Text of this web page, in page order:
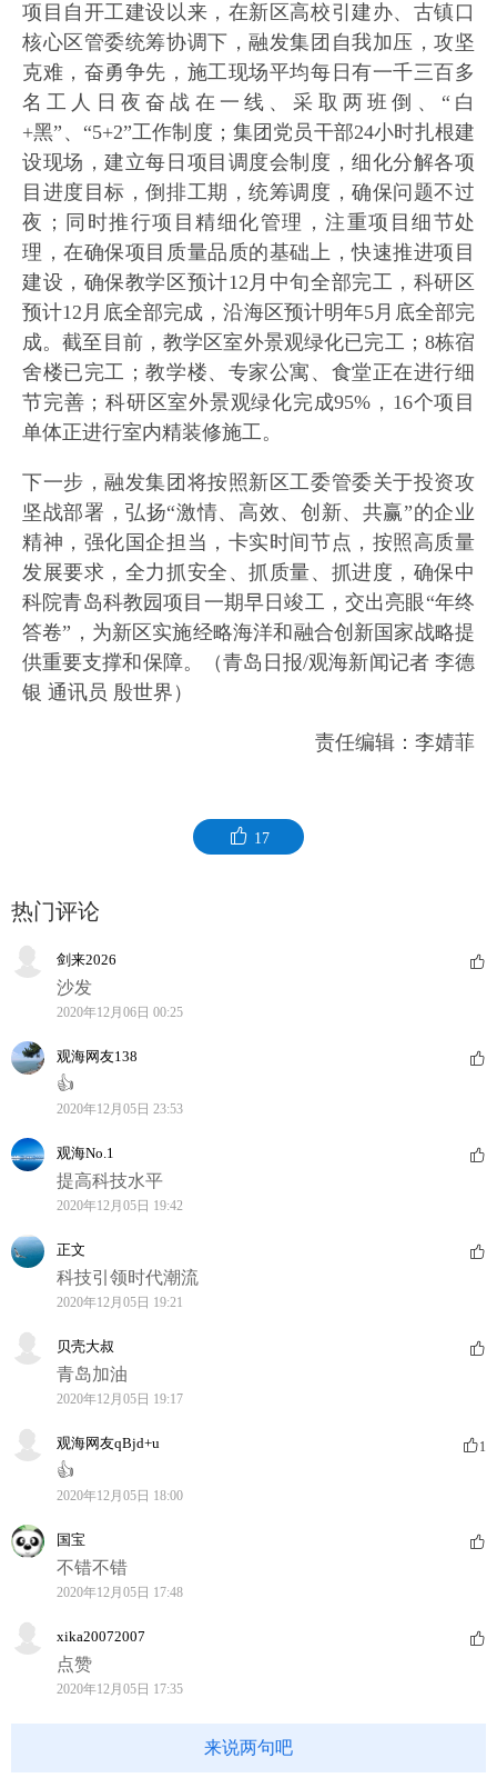
项目自开工建设以来，在新区高校引建办、古镇口
核心区管委统筹协调下，融发集团自我加压，攻坚
克难，奋勇争先，施工现场平均每日有一千三百多
名工人日夜奋战在一线、采取两班倒、“白
+黑”、“5+2”工作制度；集团党员干部24小时扎根建
设现场，建立每日项目调度会制度，细化分解各项
目进度目标，倒排工期，统筹调度，确保问题不过
夜；同时推行项目精细化管理，注重项目细节处
理，在确保项目质量品质的基础上，快速推进项目
建设，确保教学区预计12月中旬全部完工，科研区
预计12月底全部完成，沿海区预计明年5月底全部完
成。截至目前，教学区室外景观绿化已完工；8栋宿
舍楼已完工；教学楼、专家公寓、食堂正在进行细
节完善；科研区室外景观绿化完成95%，16个项目
单体正进行室内精装修施工。
下一步，融发集团将按照新区工委管委关于投资攻
坚战部署，弘扬“激情、高效、创新、共赢”的企业
精神，强化国企担当，卡实时间节点，按照高质量
发展要求，全力抓安全、抓质量、抓进度，确保中
科院青岛科教园项目一期早日竣工，交出亮眼“年终
答卷”，为新区实施经略海洋和融合创新国家战略提
供重要支撑和保障。（青岛日报/观海新闻记者 李德
银 通讯员 殷世界）
责任编辑：李婧菲
17
热门评论
剑来2026
沙发
2020年12月06日 00:25
观海网友138
👍
2020年12月05日 23:53
观海No.1
提高科技水平
2020年12月05日 19:42
正文
科技引领时代潮流
2020年12月05日 19:21
贝壳大叔
青岛加油
2020年12月05日 19:17
观海网友qBjd+u 1
👍
2020年12月05日 18:00
国宝
不错不错
2020年12月05日 17:48
xika20072007
点赞
2020年12月05日 17:35
来说两句吧